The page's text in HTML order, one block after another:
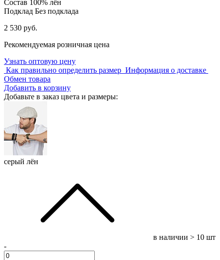
Состав 100% лён
Подклад Без подклада
2 530 руб.
Рекомендуемая розничная цена
Узнать оптовую цену
Как правильно определить размер Информация о доставке
Обмен товара
Добавить в корзину
Добавьте в заказ цвета и размеры:
серый лён
в наличии > 10 шт
-